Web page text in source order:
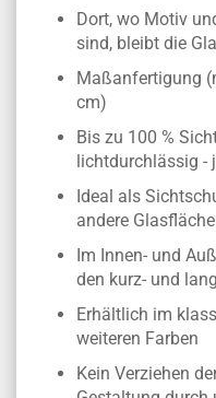
Dort, wo Motiv
sind, bleibt die
Maßanfertigung
cm)
Bis zu 100 %
lichtdurchlässig -
Ideal als
andere
Im Innen- und
den kurz- und
Erhältlich im
weiteren Farben
Kein Verziehen